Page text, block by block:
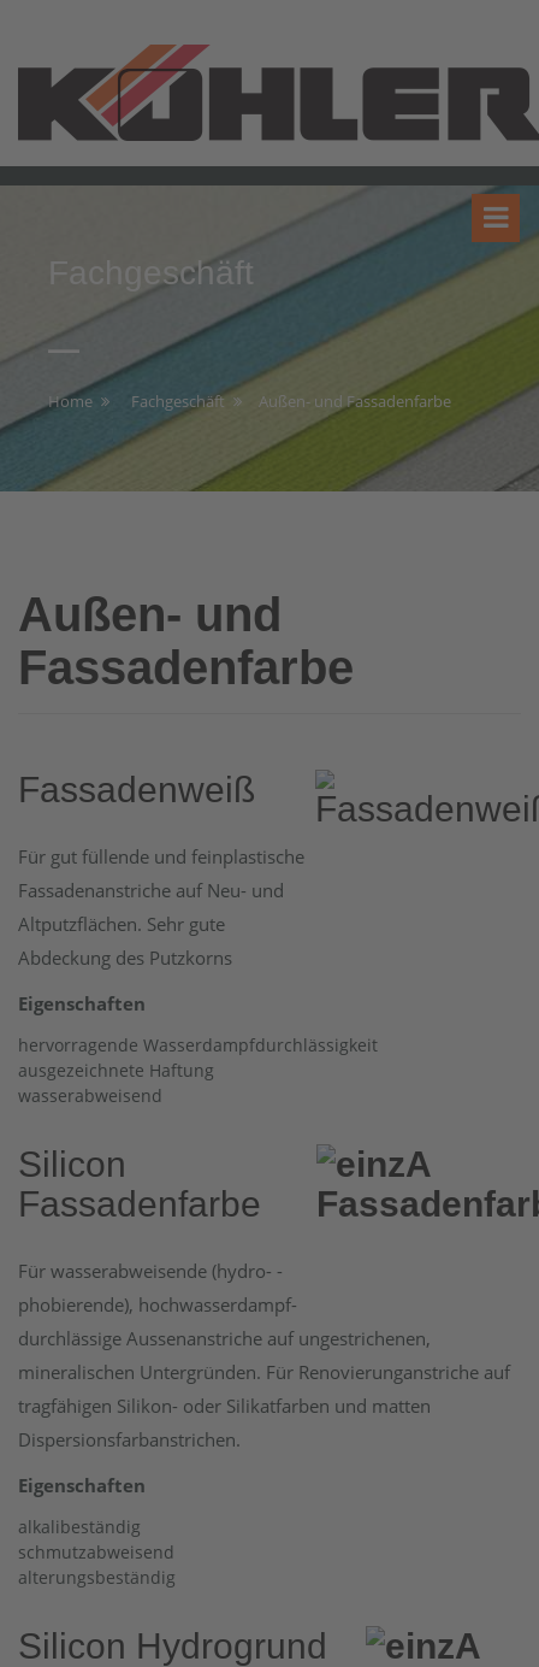
Fachgeschäft
Home Fachgeschäft Außen- und Fassadenfarbe
Außen- und
Fassadenfarbe
Fassadenweiß
Für gut füllende und feinplastische
Fassadenanstriche auf Neu- und
Altputzflächen. Sehr gute
Abdeckung des Putzkorns
Eigenschaften
hervorragende Wasserdampfdurchlässigkeit
ausgezeichnete Haftung
wasserabweisend
Silicon
Fassadenfarbe
Für wasserabweisende (hydro- -
phobierende), hochwasserdampf-
durchlässige Aussenanstriche auf ungestrichenen,
mineralischen Untergründen. Für Renovierunganstriche auf
tragfähigen Silikon- oder Silikatfarben und matten
Dispersionsfarbanstrichen.
Eigenschaften
alkalibeständig
schmutzabweisend
alterungsbeständig
Silicon Hydrogrund